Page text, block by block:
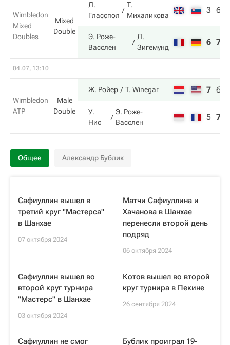
Wimbledon
Mixed
Doubles
Mixed
Double
Л.
Гласспол
Т.
Михаликова
3 6
Э. Роже-
Васслен
Л.
Зигемунд
6 7
04.07, 13:10
Wimbledon
ATP
Male
Double
Ж. Ройер T. Winegar 7 6
У.
Нис
Э. Роже-
Васслен
5 7
Общее Александр Бублик
Сафиуллин вышел в
третий круг "Мастерса"
в Шанхае
07 октября 2024
Матчи Сафиуллина и
Хачанова в Шанхае
перенесли второй день
подряд
06 октября 2024
Сафиуллин вышел во
второй круг турнира
"Мастерс" в Шанхае
03 октября 2024
Котов вышел во второй
круг турнира в Пекине
26 сентября 2024
Сафиуллин не смог
Бублик проиграл 19-